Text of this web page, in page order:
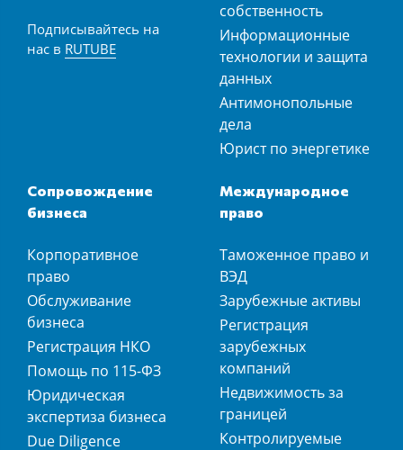
Подписывайтесь на
нас в RUTUBE
собственность
Информационные
технологии и защита
данных
Антимонопольные
дела
Юрист по энергетике
Сопровождение
бизнеса
Корпоративное
право
Обслуживание
бизнеса
Регистрация НКО
Помощь по 115-ФЗ
Юридическая
экспертиза бизнеса
Due Diligence
Международное
право
Таможенное право и
ВЭД
Зарубежные активы
Регистрация
зарубежных
компаний
Недвижимость за
границей
Контролируемые